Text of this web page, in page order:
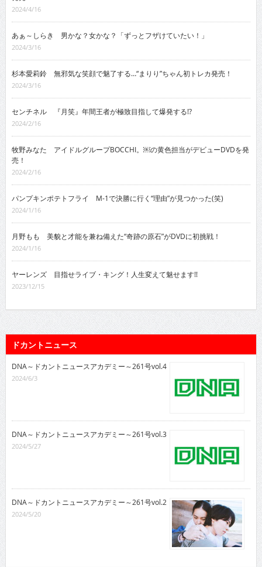
2024/4/16
あぁ～しらき 男かな？女かな？「ずっとフザけていたい！」
2024/3/16
杉本愛莉鈴 無邪気な笑顔で魅了する…“まりり”ちゃん初トレカ発売！
2024/3/16
センチネル 『月笑』年間王者が極致目指して爆発する!?
2024/2/16
牧野みなた アイドルグループBOCCHI。￼の黄色担当がデビューDVDを発
売！
2024/2/16
パンプキンポテトフライ M-1で決勝に行く“理由”が見つかった(笑)
2024/1/16
月野もも 美貌と才能を兼ね備えた“奇跡の原石”がDVDに初挑戦！
2024/1/16
ヤーレンズ 目指せライブ・キング！人生変えて魅せます!!
2023/12/15
ドカントニュース
DNA～ドカントニュースアカデミー～261号vol.4
2024/6/3
DNA～ドカントニュースアカデミー～261号vol.3
2024/5/27
DNA～ドカントニュースアカデミー～261号vol.2
2024/5/20